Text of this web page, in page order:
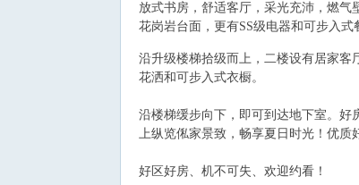
放式书房，舒适客厅，采光充沛，燃气
花岗岩台面，更有SS级电器和可步入式
沿升级楼梯拾级而上，二楼设有居家客
花洒和可步入式衣橱。
沿楼梯缓步向下，即可到达地下室。好
上纵览俬家景致，畅享夏日时光！优
好区好房、机不可失、欢迎约看！